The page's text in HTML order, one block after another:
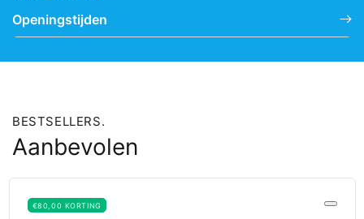
Openingstijden
BESTSELLERS.
Aanbevolen
€80,00 KORTING